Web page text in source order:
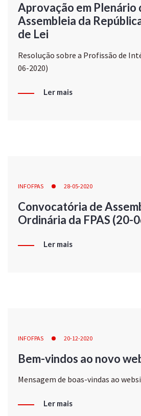
Aprovação em Plenário
Assembleia da
de Lei
Resolução sobre a Profissão de
06-2020)
Ler mais
INFOFPAS 28-05-2020
Convocatória de
Ordinária da FPAS (20-
Ler mais
INFOFPAS 20-12-2020
Bem-vindos ao novo
Mensagem de boas-vindas ao
Ler mais